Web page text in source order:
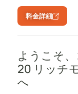
料金詳細
ようこそ
20 リッチ
へ